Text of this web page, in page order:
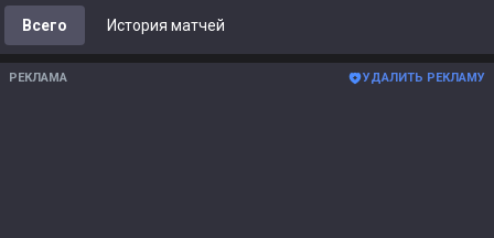
Всего История матчей
РЕКЛАМА УДАЛИТЬ РЕКЛАМУ